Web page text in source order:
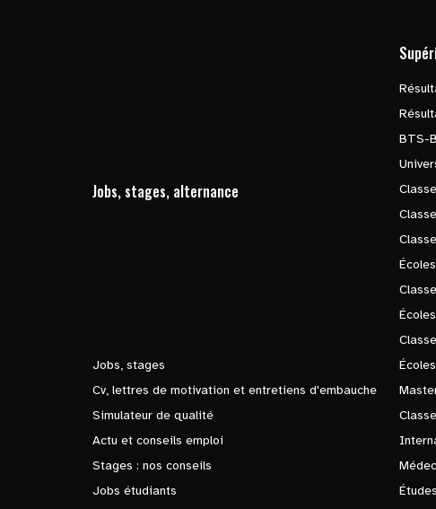
Jobs, stages, alternance
Jobs, stages
Cv, lettres de motivation et entretiens d'embauche
Simulateur de qualité
Actu et conseils emploi
Stages : nos conseils
Jobs étudiants
BTS-